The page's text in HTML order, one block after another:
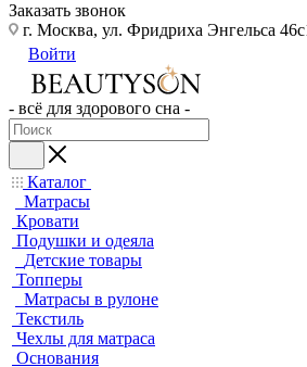
Заказать звонок
г. Москва, ул. Фридриха Энгельса
Войти
- всё для здорового сна -
Каталог
Матрасы
Кровати
Подушки и одеяла
Детские товары
Топперы
Матрасы в рулоне
Текстиль
Чехлы для матраса
Основания